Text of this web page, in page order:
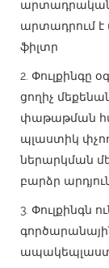
արտադրական
արտադրում է
ֆիլտր
2. Փուլքինգը
ցողիչ
փաթաթման
պլաստիկ
ներարկման
բարձր
3. Փուլքինգն